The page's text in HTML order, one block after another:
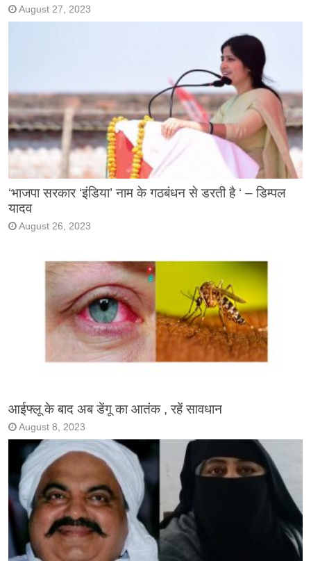
August 27, 2023
‘भाजपा सरकार ‘इंडिया’ नाम के गठबंधन से डरती है ‘ – डिम्पल
यादव
August 26, 2023
आईफ्लू के बाद अब डेंगू का आतंक , रहें सावधान
August 8, 2023